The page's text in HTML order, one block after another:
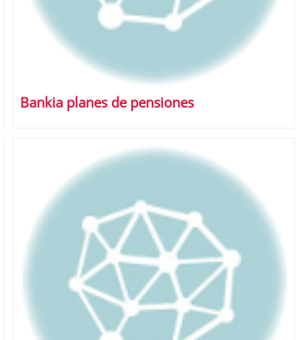
Bankia planes de pensiones